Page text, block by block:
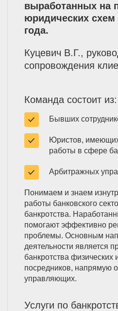
выработанных на
юридических схем
года.
Куцевич В.Г.,
сопровождения
Команда состоит из:
Бывших
Юристов,
работы в сфере
Арбитражных
Понимаем и знаем
работы банковского
банкротства.
помогают эффективно
проблемы. Основным
деятельности является
банкротства физических
посредников, напрямую
управляющих.
Услуги по